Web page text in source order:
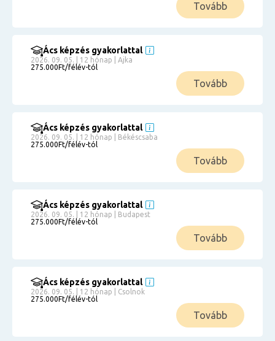
Tovább
Ács képzés gyakorlattal
2026. 09. 05. | 12 hónap | Ajka
275.000Ft/félév-tól
Tovább
Ács képzés gyakorlattal
2026. 09. 05. | 12 hónap | Békéscsaba
275.000Ft/félév-tól
Tovább
Ács képzés gyakorlattal
2026. 09. 05. | 12 hónap | Budapest
275.000Ft/félév-tól
Tovább
Ács képzés gyakorlattal
2026. 09. 05. | 12 hónap | Csolnok
275.000Ft/félév-tól
Tovább